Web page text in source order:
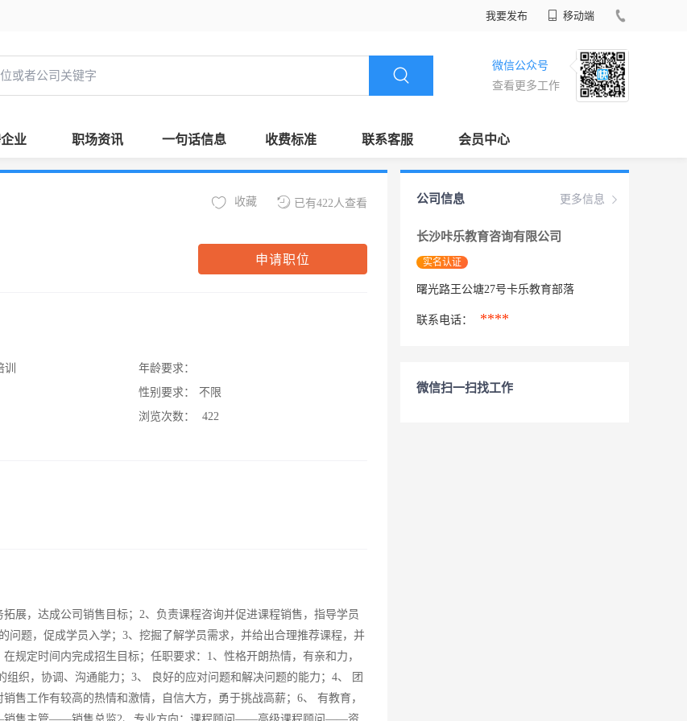
我要发布 移动端
微信公众号
查看更多工作
业 职场资讯 一句话信息 收费标准 联系客服 会员中心
已有422人查看
收藏
申请职位
年龄要求：
性别要求：
不限
浏览次数：
422
展，达成公司销售目标；2、负责课程咨询并促进课程销售，指导学员
问题，促成学员入学；3、挖掘了解学员需求，并给出合理推荐课程，并
规定时间内完成招生目标；任职要求：1、性格开朗热情，有亲和力，
织，协调、沟通能力；3、 良好的应对问题和解决问题的能力；4、 团
售工作有较高的热情和激情，自信大方，勇于挑战高薪；6、 有教育，
更多信息
公司信息
长沙咔乐教育咨询有限公司
实名认证
曙光路王公塘27号卡乐教育部落
联系电话： ****
微信扫一扫找工作